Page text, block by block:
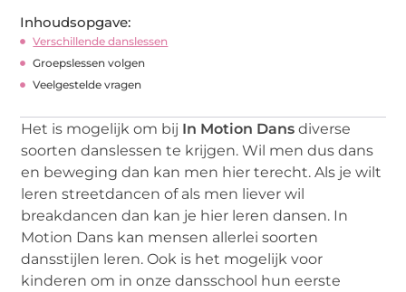
Inhoudsopgave:
Verschillende danslessen
Groepslessen volgen
Veelgestelde vragen
Het is mogelijk om bij In Motion Dans diverse
soorten danslessen te krijgen. Wil men dus dans
en beweging dan kan men hier terecht. Als je wilt
leren streetdancen of als men liever wil
breakdancen dan kan je hier leren dansen. In
Motion Dans kan mensen allerlei soorten
dansstijlen leren. Ook is het mogelijk voor
kinderen om in onze dansschool hun eerste